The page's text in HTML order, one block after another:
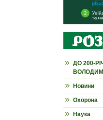
ДО 200-
Новини
Охорона
Наука